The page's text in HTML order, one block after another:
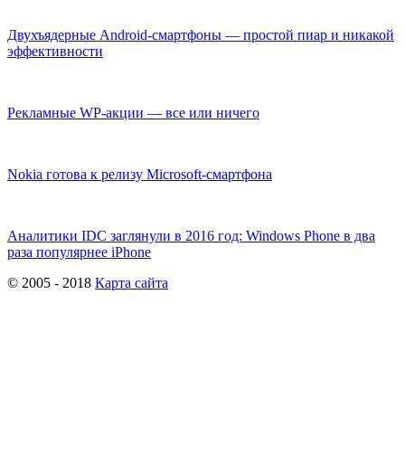
Двухъядерные Android-смартфоны — простой пиар и никакой
эффективности
Рекламные WP-акции — все или ничего
Nokia готова к релизу Microsoft-смартфона
Аналитики IDC заглянули в 2016 год: Windows Phone в два
раза популярнее iPhone
© 2005 - 2018 Карта сайта